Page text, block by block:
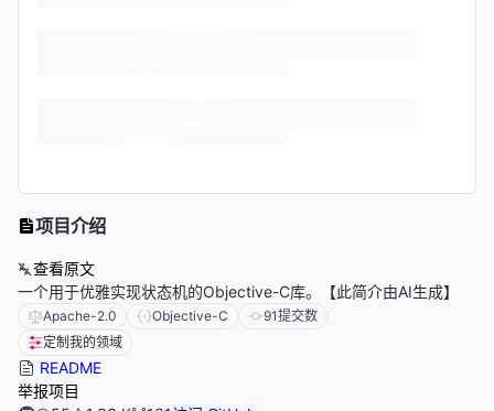
项目介绍
查看原文
一个用于优雅实现状态机的Objective-C库。【此简介由AI生成】
Apache-2.0 Objective-C 91提交数
定制我的领域
README
举报项目